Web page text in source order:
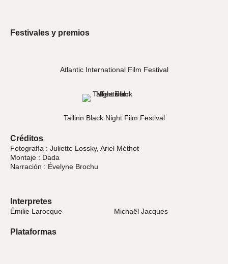
Festivales y premios
Atlantic International Film Festival
Tallinn Black Night Film Festival
Créditos
Fotografía : Juliette Lossky, Ariel Méthot
Montaje : Dada
Narración : Évelyne Brochu
Interpretes
Émilie Larocque Michaël Jacques
Plataformas